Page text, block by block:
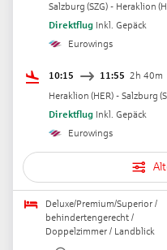
Salzburg (SZG) - Heraklion (
Direktflug Inkl. Gepäck
Eurowings
10:15 11:55 2h 40m
Heraklion (HER) - Salzburg (
Direktflug Inkl. Gepäck
Eurowings
Deluxe/Premium/Superior /
behindertengerecht /
Doppelzimmer / Landblick